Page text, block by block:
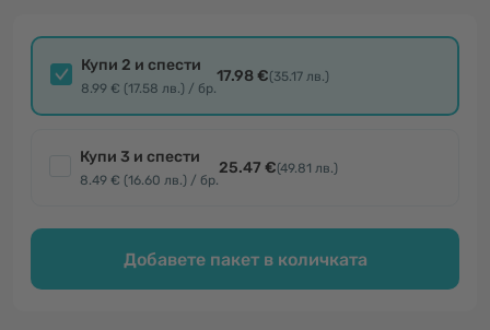
Купи 2 и спести
8.99 € (17.58 лв.) / бр.
17.98 €(35.17 лв.)
Купи 3 и спести
8.49 € (16.60 лв.) / бр.
25.47 €(49.81 лв.)
Добавете пакет в количката